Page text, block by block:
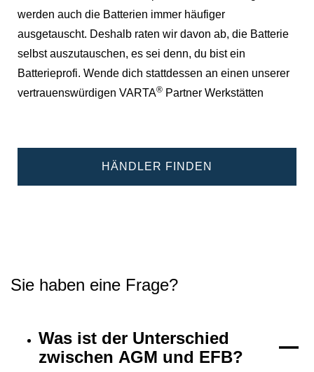
werden auch die Batterien immer häufiger
ausgetauscht. Deshalb raten wir davon ab, die Batterie
selbst auszutauschen, es sei denn, du bist ein
Batterieprofi. Wende dich stattdessen an einen unserer
vertrauenswürdigen VARTA® Partner Werkstätten
HÄNDLER FINDEN
Sie haben eine Frage?
Was ist der Unterschied
zwischen AGM und EFB?